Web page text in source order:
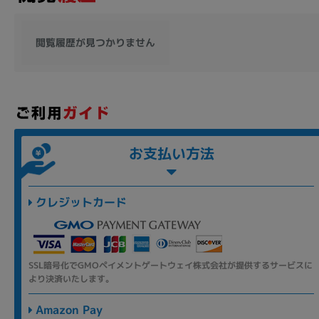
閲覧履歴が見つかりません
お支払い方法
クレジットカード
SSL暗号化でGMOペイメントゲートウェイ株式会社が提供するサービスに
より決済いたします。
Amazon Pay